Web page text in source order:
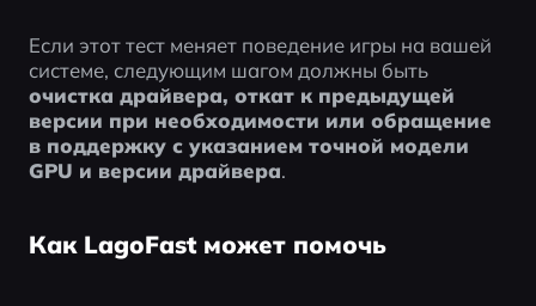
Если этот тест меняет поведение игры на вашей
системе, следующим шагом должны быть
очистка драйвера, откат к предыдущей
версии при необходимости или обращение
в поддержку с указанием точной модели
GPU и версии драйвера.
Как LagoFast может помочь